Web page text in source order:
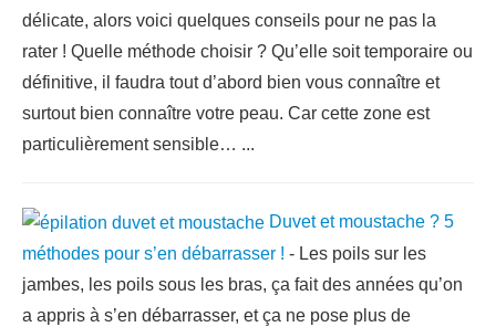
délicate, alors voici quelques conseils pour ne pas la
rater ! Quelle méthode choisir ? Qu’elle soit temporaire ou
définitive, il faudra tout d’abord bien vous connaître et
surtout bien connaître votre peau. Car cette zone est
particulièrement sensible… ...
Duvet et moustache ? 5
méthodes pour s’en débarrasser ! - Les poils sur les
jambes, les poils sous les bras, ça fait des années qu’on
a appris à s’en débarrasser, et ça ne pose plus de